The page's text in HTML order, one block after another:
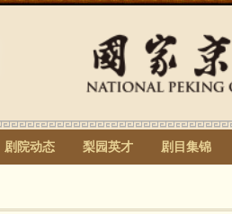
剧院动态 梨园英才 剧目集锦